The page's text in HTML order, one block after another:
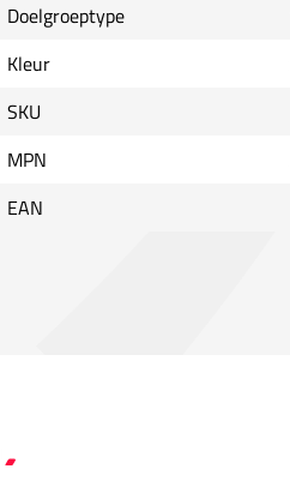
Doelgroeptype
Kleur
SKU
MPN
EAN